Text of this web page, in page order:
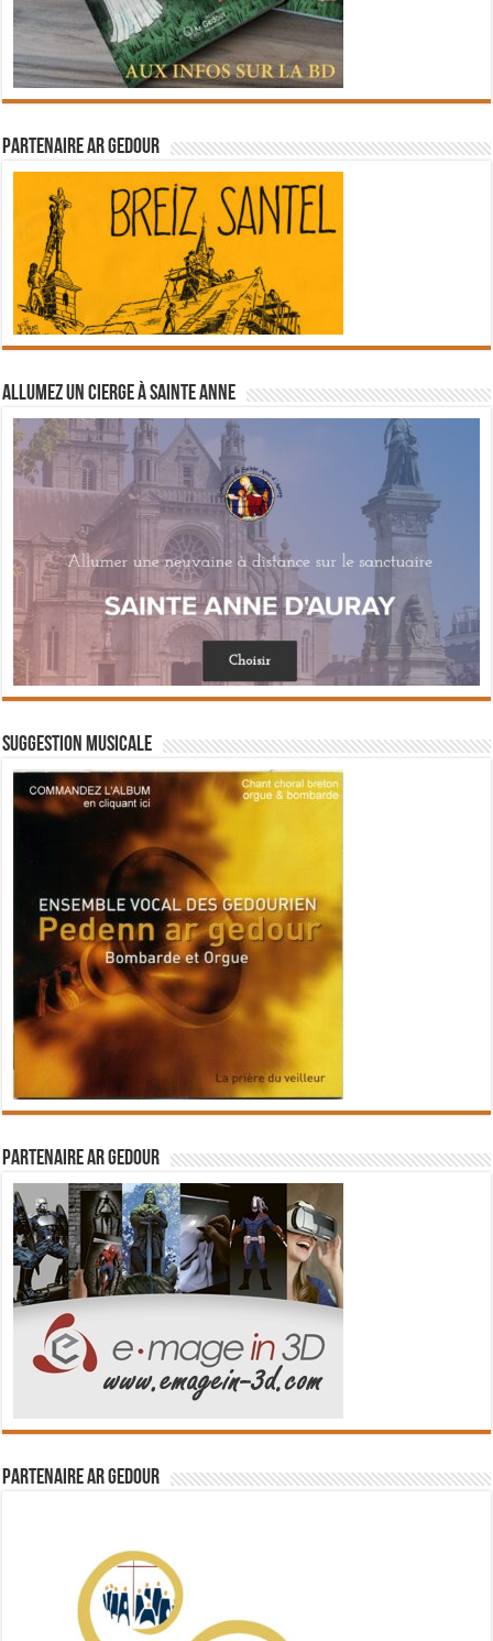
Partenaire Ar Gedour
Allumez un cierge à Sainte Anne
Suggestion musicale
Partenaire Ar Gedour
Partenaire Ar Gedour